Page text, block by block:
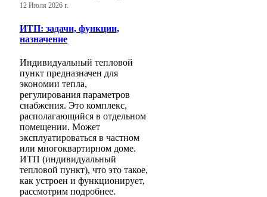
12 Июля 2026 г.
ИТП: задачи, функции,
назначение
Индивидуальный тепловой
пункт предназначен для
экономии тепла,
регулирования параметров
снабжения. Это комплекс,
располагающийся в отдельном
помещении. Может
эксплуатироваться в частном
или многоквартирном доме.
ИТП (индивидуальный
тепловой пункт), что это такое,
как устроен и функционирует,
рассмотрим подробнее.